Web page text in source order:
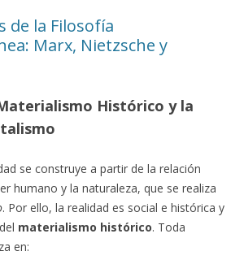
de la Filosofía
Marx, Nietzsche y
Histórico y la
se construye a partir de la relación
humano y la naturaleza, que se realiza
. Por ello, la realidad es social e histórica y
materialismo histórico. Toda
en: